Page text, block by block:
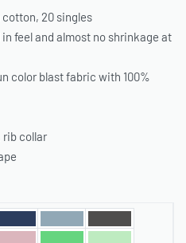
cotton, 20 singles
feel and almost no shrinkage at
color blast fabric with 100%
collar